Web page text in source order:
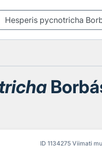
ID 1134275 Viimati